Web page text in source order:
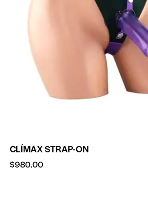
CLÍMAX STRAP-ON
$980.00